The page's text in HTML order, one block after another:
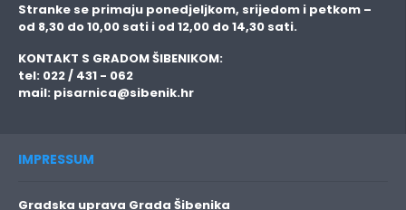
Stranke se primaju ponedjeljkom, srijedom i petkom –
od 8,30 do 10,00 sati i od 12,00 do 14,30 sati.
KONTAKT S GRADOM ŠIBENIKOM:
tel: 022 / 431 - 062
mail: pisarnica@sibenik.hr
IMPRESSUM
Gradska uprava Grada Šibenika